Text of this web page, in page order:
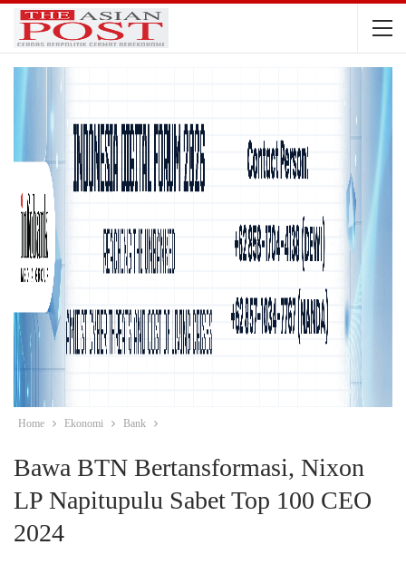
Home Ekonomi Bank
Bawa BTN Bertansformasi, Nixon
LP Napitupulu Sabet Top 100 CEO
2024